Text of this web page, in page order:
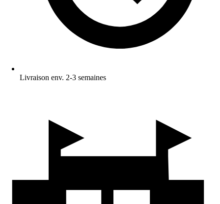
Livraison env. 2-3 semaines